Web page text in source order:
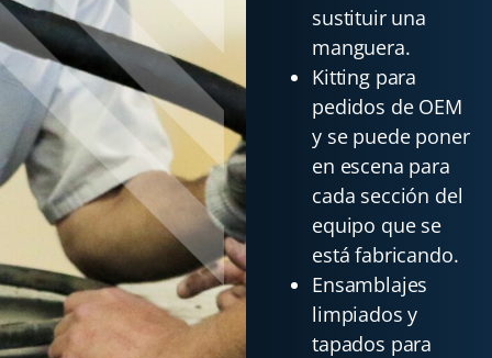
sustituir una
manguera.
Kitting para
pedidos de OEM
y se puede poner
en escena para
cada sección del
equipo que se
está fabricando.
Ensamblajes
limpiados y
tapados para